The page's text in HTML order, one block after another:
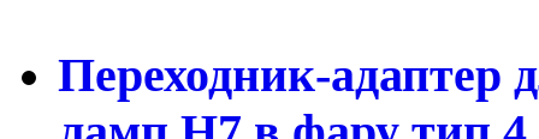
Переходник-адаптер